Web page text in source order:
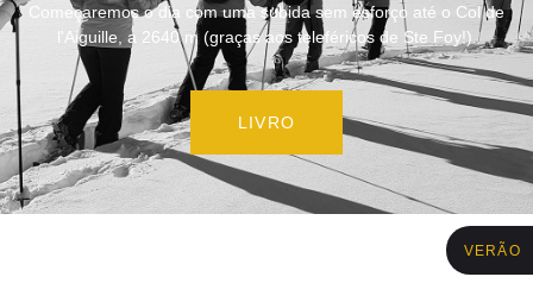
VERÃO
Começaremos o dia com uma subida sem esforço até o Col de
l'Aiguille, a 2640 m (graças aos teleféricos de Ste Foy!).
LIVRO